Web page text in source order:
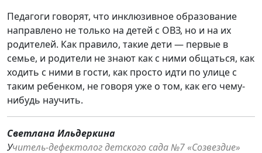
Педагоги говорят, что инклюзивное образование
направлено не только на детей с ОВЗ, но и на их
родителей. Как правило, такие дети — первые в
семье, и родители не знают как с ними общаться, как
ходить с ними в гости, как просто идти по улице с
таким ребенком, не говоря уже о том, как его чему-
нибудь научить.
Светлана Ильдеркина
Учитель-дефектолог детского сада №7 «Созвездие»